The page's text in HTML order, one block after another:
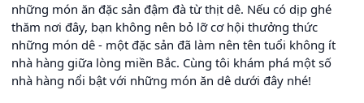
những món ăn đặc sản đậm đà từ thịt dê. Nếu có dịp ghé
thăm nơi đây, bạn không nên bỏ lỡ cơ hội thưởng thức
những món dê - một đặc sản đã làm nên tên tuổi không ít
nhà hàng giữa lòng miền Bắc. Cùng tôi khám phá một số
nhà hàng nổi bật với những món ăn dê dưới đây nhé!